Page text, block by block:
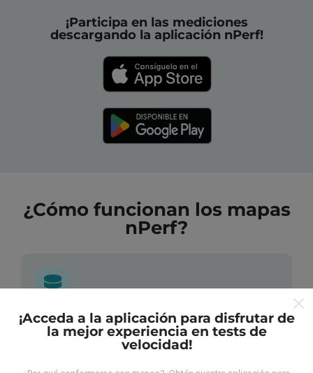
¡Participa en las mediciones
descargando la aplicación nPerf!
¿Cómo funcionan los mapas
nPerf?
¿De dónde provienen los datos?
¡Acceda a la aplicación para disfrutar de
la mejor experiencia en tests de
velocidad!